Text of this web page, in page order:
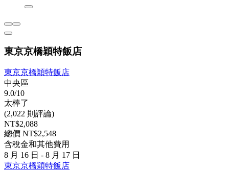
東京京橋穎特飯店
東京京橋穎特飯店
中央區
9.0/10
太棒了
(2,022 則評論)
NT$2,088
總價 NT$2,548
含稅金和其他費用
8 月 16 日 - 8 月 17 日
東京京橋穎特飯店